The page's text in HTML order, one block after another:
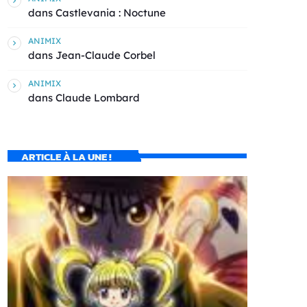
dans Castlevania : Noctune
ANIMIX
dans Jean-Claude Corbel
ANIMIX
dans Claude Lombard
ARTICLE À LA UNE !